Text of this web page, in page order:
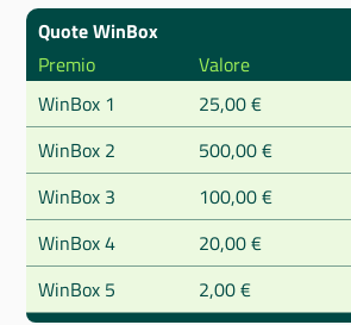
Quote WinBox
Premio
Valore
WinBox 1
25,00 €
WinBox 2
500,00 €
WinBox 3
100,00 €
WinBox 4
20,00 €
WinBox 5
2,00 €